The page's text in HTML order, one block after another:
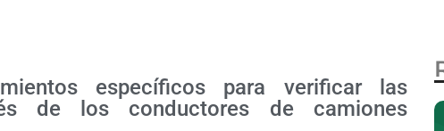
específicos para verificar las
de los conductores de camiones